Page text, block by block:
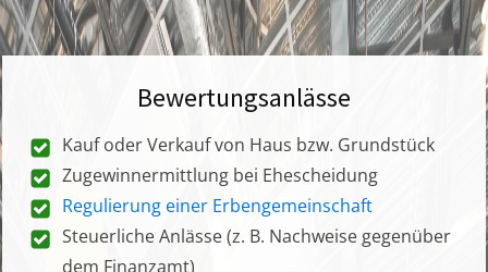
Bewertungsanlässe
Kauf oder Verkauf von Haus bzw. Grundstück
Zugewinnermittlung bei Ehescheidung
Regulierung einer Erbengemeinschaft
Steuerliche Anlässe (z. B. Nachweise gegenüber
dem Finanzamt)